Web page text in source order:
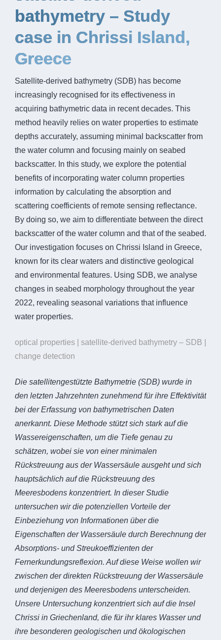
bathymetry – Study
case in Chrissi Island,
Greece
Satellite-derived bathymetry (SDB) has become
increasingly recognised for its effectiveness in
acquiring bathymetric data in recent decades. This
method heavily relies on water properties to estimate
depths accurately, assuming minimal backscatter from
the water column and focusing mainly on seabed
backscatter. In this study, we explore the potential
benefits of incorporating water column properties
information by calculating the absorption and
scattering coefficients of remote sensing reflectance.
By doing so, we aim to differentiate between the direct
backscatter of the water column and that of the seabed.
Our investigation focuses on Chrissi Island in Greece,
known for its clear waters and distinctive geological
and environmental features. Using SDB, we analyse
changes in seabed morphology throughout the year
2022, revealing seasonal variations that influence
water properties.
optical properties | satellite-derived bathymetry – SDB |
change detection
Die satellitengestützte Bathymetrie (SDB) wurde in
den letzten Jahrzehnten zunehmend für ihre Effektivität
bei der Erfassung von bathymetrischen Daten
anerkannt. Diese Methode stützt sich stark auf die
Wassereigenschaften, um die Tiefe genau zu
schätzen, wobei sie von einer minimalen
Rückstreuung aus der Wassersäule ausgeht und sich
hauptsächlich auf die Rückstreuung des
Meeresbodens konzentriert. In dieser Studie
untersuchen wir die potenziellen Vorteile der
Einbeziehung von Informationen über die
Eigenschaften der Wassersäule durch Berechnung der
Absorptions- und Streukoeffizienten der
Fernerkundungsreflexion. Auf diese Weise wollen wir
zwischen der direkten Rückstreuung der Wassersäule
und derjenigen des Meeresbodens unterscheiden.
Unsere Untersuchung konzentriert sich auf die Insel
Chrissi in Griechenland, die für ihr klares Wasser und
ihre besonderen geologischen und ökologischen